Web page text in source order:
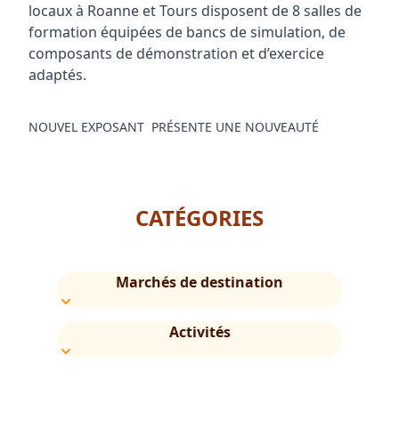
locaux à Roanne et Tours disposent de 8 salles de
formation équipées de bancs de simulation, de
composants de démonstration et d’exercice
adaptés.
NOUVEL EXPOSANT PRÉSENTE UNE NOUVEAUTÉ
CATÉGORIES
Marchés de destination
Activités